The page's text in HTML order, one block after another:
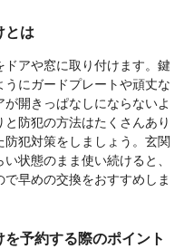
とは
アや窓に取り付けます。鍵
にガードプレートや頑丈な
開きっぱなしにならないよ
防犯の方法はたくさんあり
犯対策をしましょう。玄関
状態のまま使い続けると、
早めの交換をおすすめしま
予約する際のポイント